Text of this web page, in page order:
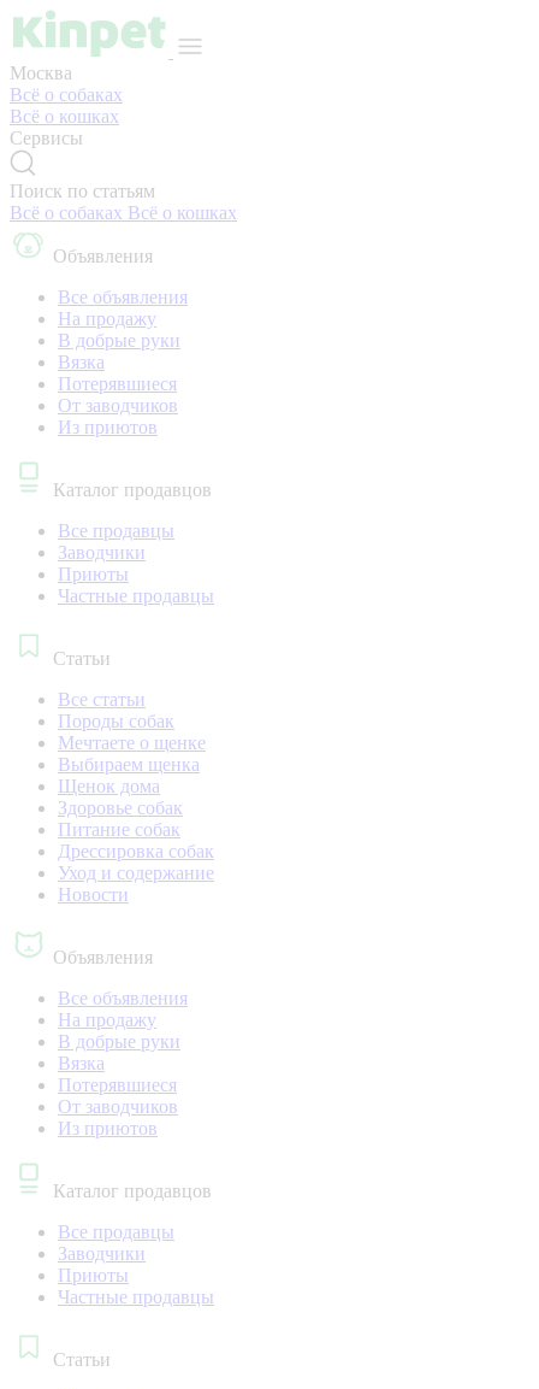
Москва
Всё о собаках
Всё о кошках
Сервисы
Поиск по статьям
Всё о собаках Всё о кошках
Объявления
Все объявления
На продажу
В добрые руки
Вязка
Потерявшиеся
От заводчиков
Из приютов
Каталог продавцов
Все продавцы
Заводчики
Приюты
Частные продавцы
Статьи
Все статьи
Породы собак
Мечтаете о щенке
Выбираем щенка
Щенок дома
Здоровье собак
Питание собак
Дрессировка собак
Уход и содержание
Новости
Объявления
Все объявления
На продажу
В добрые руки
Вязка
Потерявшиеся
От заводчиков
Из приютов
Каталог продавцов
Все продавцы
Заводчики
Приюты
Частные продавцы
Статьи